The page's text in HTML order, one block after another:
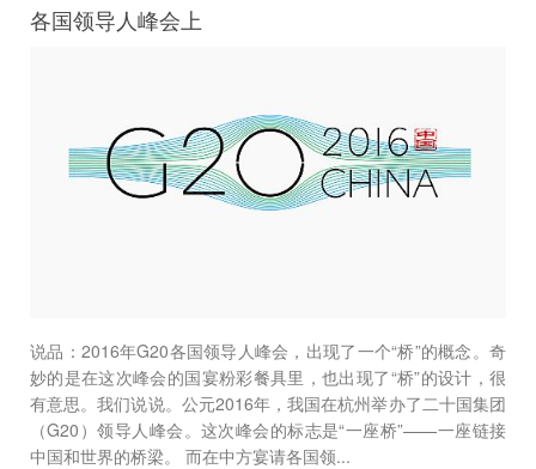
各国领导人峰会上
说品：2016年G20各国领导人峰会，出现了一个“桥”的概念。奇
妙的是在这次峰会的国宴粉彩餐具里，也出现了“桥”的设计，很
有意思。我们说说。公元2016年，我国在杭州举办了二十国集团
（G20）领导人峰会。这次峰会的标志是“一座桥”——一座链接
中国和世界的桥梁。 而在中方宴请各国领...